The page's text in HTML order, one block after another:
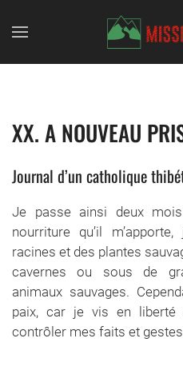
Skip to main content
XX. A NOUVEAU
Journal d’un catholique
Je passe ainsi deux
nourriture qu’il
racines et des plantes
cavernes ou sous de
animaux sauvages.
paix, car je vis en liberté
contrôler mes faits et